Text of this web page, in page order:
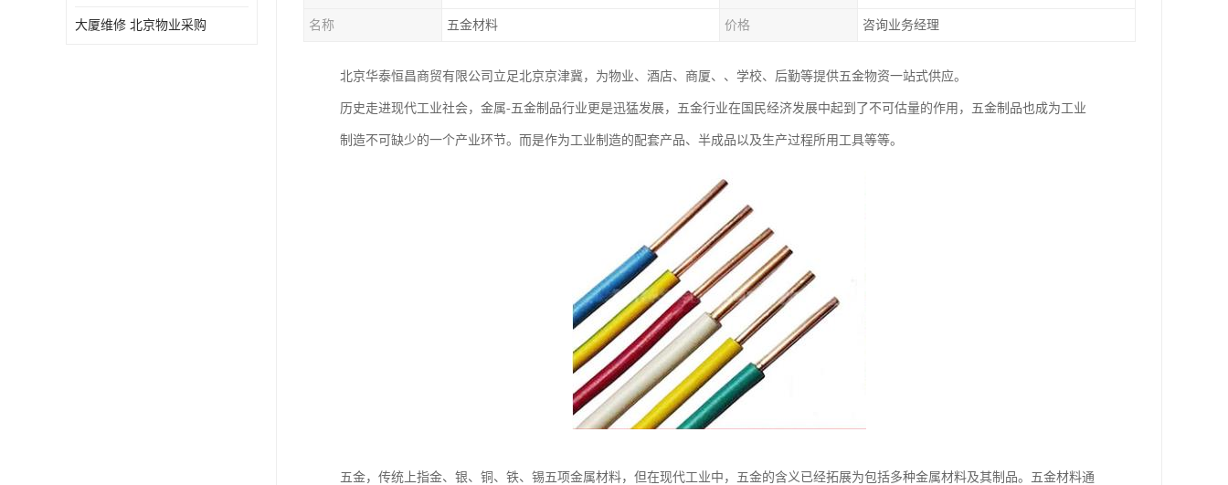
大厦维修 北京物业采购 名称 五金材料 价格 咨询业务经理
北京华泰恒昌商贸有限公司立足北京京津冀，为物业、酒店、商厦、、学校、后勤等提供五金物资一站式供应。
历史走进现代工业社会，金属-五金制品行业更是迅猛发展，五金行业在国民经济发展中起到了不可估量的作用，五金制品也成为工业
制造不可缺少的一个产业环节。而是作为工业制造的配套产品、半成品以及生产过程所用工具等等。
五金，传统上指金、银、铜、铁、锡五项金属材料，但在现代工业中，五金的含义已经拓展为包括多种金属材料及其制品。五金材料通